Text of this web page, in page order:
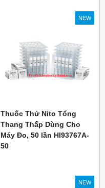
NEW
Thuốc Thử Nito Tổng
Thang Thấp Dùng Cho
Máy Đo, 50 lần HI93767A-
50
NEW